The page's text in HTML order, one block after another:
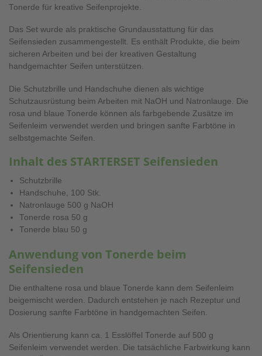
Tonerde für kreative Seifenprojekte.
Das Set wurde als praktische Grundausstattung für das
Seifensieden zusammengestellt. Es enthält Produkte, die beim
sicheren Arbeiten und bei der kreativen Gestaltung
handgemachter Seifen unterstützen.
Die Schutzbrille und Handschuhe dienen als wichtige
Schutzausrüstung beim Arbeiten mit NaOH und Natronlauge. Die
rosa und blaue Tonerde können als farbgebende Zusätze im
Seifenleim verwendet werden und bringen sanfte Farbtöne in
selbstgemachte Seifen.
Inhalt des STARTERSET Seifensieden
Schutzbrille
Handschuhe, 100 Stk.
Natronlauge 500 g NaOH
Tonerde rosa 50 g
Tonerde blau 50 g
Anwendung von Tonerde beim
Seifensieden
Die enthaltene rosa und blaue Tonerde kann dem Seifenleim
beigemischt werden. Dadurch entstehen je nach Rezeptur und
Dosierung sanfte Farbtöne in handgemachten Seifen.
Als Orientierung kann ca. 1 Esslöffel Tonerde auf 500 g
Seifenleim verwendet werden. Die tatsächliche Farbwirkung kann